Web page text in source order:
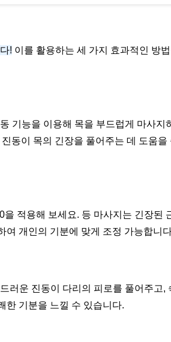
! 이를 활용하는 세 가지 효과적인 방
기능을 이용해 목을 부드럽게 마사지
동이 목의 긴장을 풀어주는 데 도움을
적용해 보세요. 등 마사지는 긴장된
여 개인의 기분에 맞게 조정 가능합니
러운 진동이 다리의 피로를 풀어주고,
한 기분을 느낄 수 있습니다.